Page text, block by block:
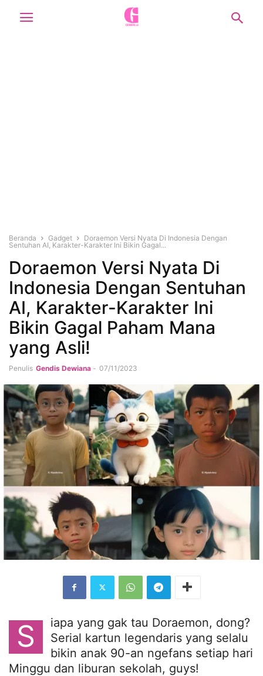
Beranda Gadget
Doraemon Versi Nyata Di Indonesia Dengan
Sentuhan AI, Karakter-Karakter Ini Bikin Gagal...
Doraemon Versi Nyata Di
Indonesia Dengan Sentuhan
AI, Karakter-Karakter Ini
Bikin Gagal Paham Mana
yang Asli!
Penulis Gendis Dewiana - 07/11/2023
S
iapa yang gak tau Doraemon, dong?
Serial kartun legendaris yang selalu
bikin anak 90-an ngefans setiap hari
Minggu dan liburan sekolah, guys!